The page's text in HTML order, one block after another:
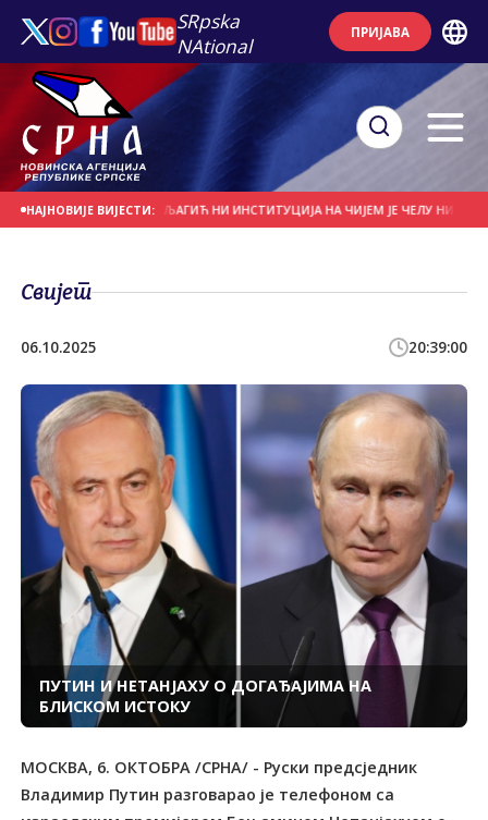
SRpska
NAtional
ПРИЈАВА
НАЈНОВИЈЕ ВИЈЕСТИ:
И НЕРВОЗУ, НИ СУЉАГИЋ НИ ИНСTИTУЦИЈА НА ЧИЈЕМ ЈЕ ЧЕЛУ НИСУ И НЕ
Свијет
06.10.2025 20:39:00
ПУТИН И НЕТАНЈАХУ О ДОГАЂАЈИМА НА
БЛИСКОМ ИСТОКУ
МОСКВА, 6. ОКТОБРА /СРНА/ - Руски предсједник
Владимир Путин разговарао је телефоном са